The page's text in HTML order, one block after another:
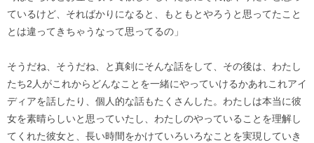
ているけど、そればかりになると、もともとやろうと思ってたこと
とは違ってきちゃうなって思ってるの」
そうだね、そうだね、と真剣にそんな話をして、その後は、わたし
たち2人がこれからどんなことを一緒にやっていけるかあれこれアイ
ディアを話したり、個人的な話もたくさんした。わたしは本当に彼
女を素晴らしいと思っていたし、わたしのやっていることを理解し
てくれた彼女と、長い時間をかけていろいろなことを実現していき